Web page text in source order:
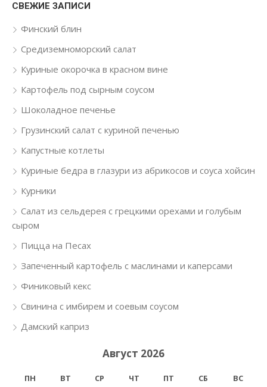
СВЕЖИЕ ЗАПИСИ
Финский блин
Средиземноморский салат
Куриные окорочка в красном вине
Картофель под сырным соусом
Шоколадное печенье
Грузинский салат с куриной печенью
Капустные котлеты
Куриные бедра в глазури из абрикосов и соуса хойсин
Курники
Салат из сельдерея с грецкими орехами и голубым
сыром
Пицца на Песах
Запеченный картофель с маслинами и каперсами
Финиковый кекс
Свинина с имбирем и соевым соусом
Дамский каприз
Август 2026
ПН ВТ СР ЧТ ПТ СБ ВС